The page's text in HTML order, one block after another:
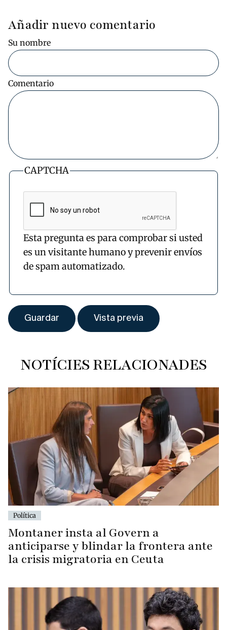
Añadir nuevo comentario
Su nombre
Comentario
CAPTCHA
Esta pregunta es para comprobar si usted
es un visitante humano y prevenir envíos
de spam automatizado.
NOTÍCIES RELACIONADES
Política
Montaner insta al Govern a
anticiparse y blindar la frontera ante
la crisis migratoria en Ceuta